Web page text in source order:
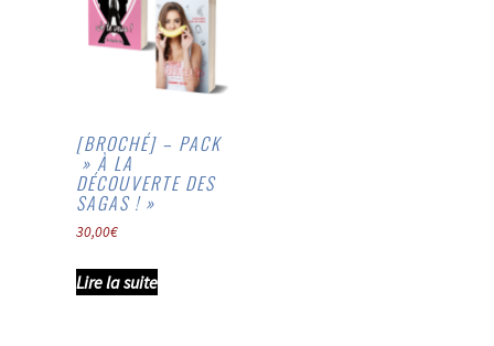
[BROCHÉ] – PACK
» À LA
DÉCOUVERTE DES
SAGAS ! »
30,00€
Lire la suite